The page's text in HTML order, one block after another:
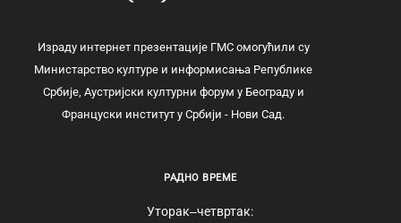
Израду интернет презентације ГМС омогућили су
Министарство културе и информисања Републике
Србије, Аустријски културни форум у Београду и
Француски институт у Србији - Нови Сад.
РАДНО ВРЕМЕ
Уторак‒четвртак: